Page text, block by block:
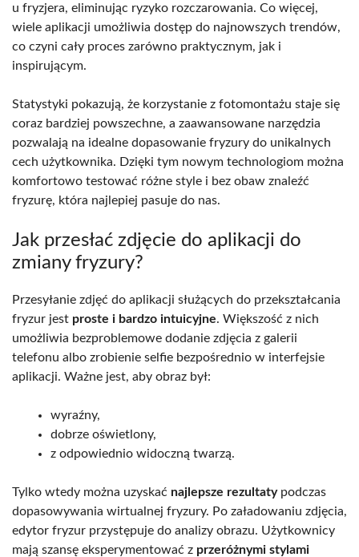
u fryzjera, eliminując ryzyko rozczarowania. Co więcej,
wiele aplikacji umożliwia dostęp do najnowszych trendów,
co czyni cały proces zarówno praktycznym, jak i
inspirującym.
Statystyki pokazują, że korzystanie z fotomontażu staje się
coraz bardziej powszechne, a zaawansowane narzędzia
pozwalają na idealne dopasowanie fryzury do unikalnych
cech użytkownika. Dzięki tym nowym technologiom można
komfortowo testować różne style i bez obaw znaleźć
fryzurę, która najlepiej pasuje do nas.
Jak przesłać zdjęcie do aplikacji do
zmiany fryzury?
Przesyłanie zdjęć do aplikacji służących do przekształcania
fryzur jest proste i bardzo intuicyjne. Większość z nich
umożliwia bezproblemowe dodanie zdjęcia z galerii
telefonu albo zrobienie selfie bezpośrednio w interfejsie
aplikacji. Ważne jest, aby obraz był:
wyraźny,
dobrze oświetlony,
z odpowiednio widoczną twarzą.
Tylko wtedy można uzyskać najlepsze rezultatypodczas
dopasowywania wirtualnej fryzury. Po załadowaniu zdjęcia,
edytor fryzur przystępuje do analizy obrazu. Użytkownicy
mają szansę eksperymentować z przeróżnymi stylami